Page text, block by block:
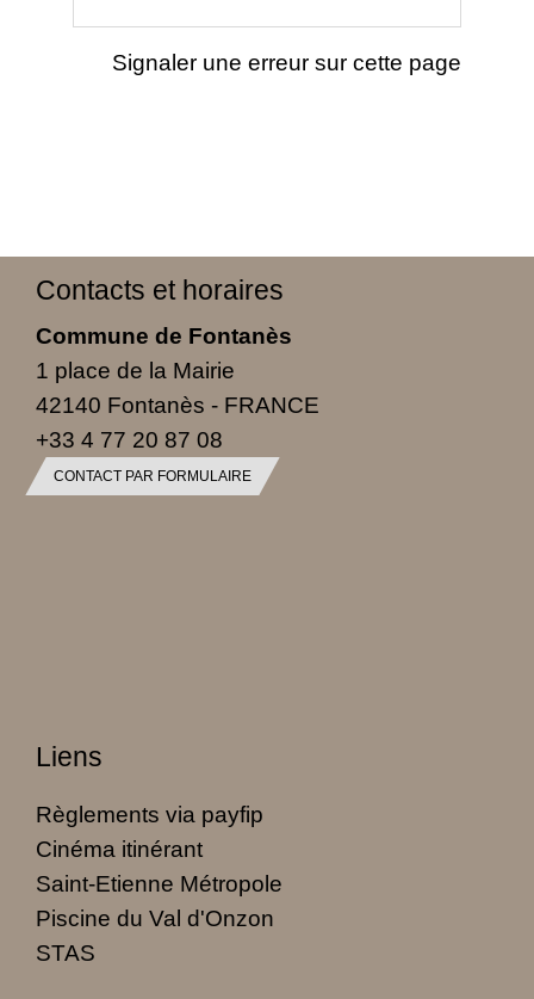
Signaler une erreur sur cette page
Contacts et horaires
Commune de Fontanès
1 place de la Mairie
42140 Fontanès - FRANCE
+33 4 77 20 87 08
CONTACT PAR FORMULAIRE
Liens
Règlements via payfip
Cinéma itinérant
Saint-Etienne Métropole
Piscine du Val d'Onzon
STAS